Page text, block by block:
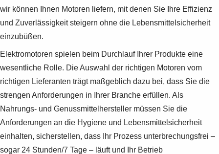
wir können Ihnen Motoren liefern, mit denen Sie Ihre Effizienz
und Zuverlässigkeit steigern ohne die Lebensmittelsicherheit
einzubüßen.
Elektromotoren spielen beim Durchlauf Ihrer Produkte eine
wesentliche Rolle. Die Auswahl der richtigen Motoren vom
richtigen Lieferanten trägt maßgeblich dazu bei, dass Sie die
strengen Anforderungen in Ihrer Branche erfüllen. Als
Nahrungs- und Genussmittelhersteller müssen Sie die
Anforderungen an die Hygiene und Lebensmittelsicherheit
einhalten, sicherstellen, dass Ihr Prozess unterbrechungsfrei –
sogar 24 Stunden/7 Tage – läuft und Ihr Betrieb